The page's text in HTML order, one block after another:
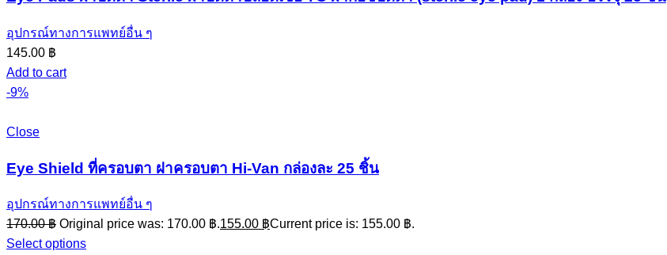
อุปกรณ์ทางการแพทย์อื่น ๆ
145.00 ฿
Add to cart
-9%
Close
Eye Shield ที่ครอบตา ฝาครอบตา Hi-Van กล่องละ 25 ชิ้น
อุปกรณ์ทางการแพทย์อื่น ๆ
170.00฿ Original price was: 170.00 ฿.155.00 ฿Current price is: 155.00 ฿.
Select options